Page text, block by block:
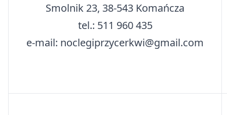
Smolnik 23, 38-543 Komańcza
tel.: 511 960 435
e-mail: noclegiprzycerkwi@gmail.com